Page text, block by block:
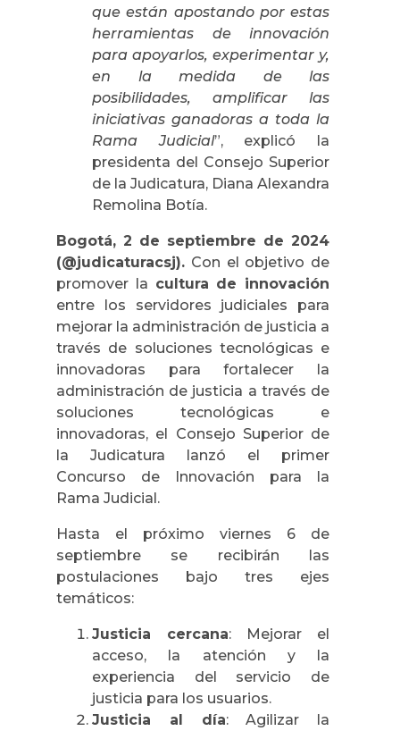
que están apostando por estas
herramientas de innovación
para apoyarlos, experimentar y,
en la medida de las
posibilidades, amplificar las
iniciativas ganadoras a toda la
Rama Judicial”, explicó la
presidenta del Consejo Superior
de la Judicatura, Diana Alexandra
Remolina Botía.
Bogotá, 2 de septiembre de 2024
(@judicaturacsj). Con el objetivo de
promover la cultura de innovación
entre los servidores judiciales para
mejorar la administración de justicia a
través de soluciones tecnológicas e
innovadoras para fortalecer la
administración de justicia a través de
soluciones tecnológicas e
innovadoras, el Consejo Superior de
la Judicatura lanzó el primer
Concurso de Innovación para la
Rama Judicial.
Hasta el próximo viernes 6 de
septiembre se recibirán las
postulaciones bajo tres ejes
temáticos:
Justicia cercana: Mejorar el
acceso, la atención y la
experiencia del servicio de
justicia para los usuarios.
Justicia al día: Agilizar la